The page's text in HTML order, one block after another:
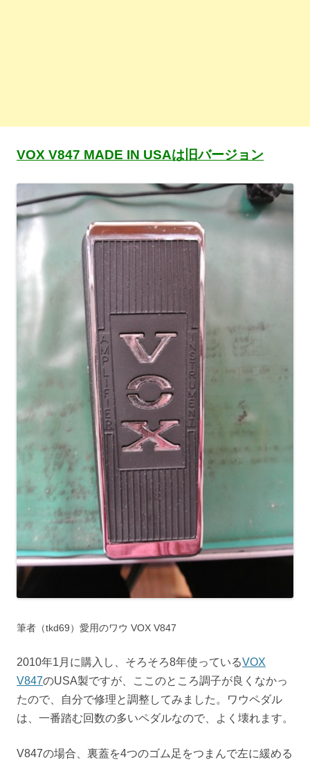
VOX V847 MADE IN USAは旧バージョン
筆者（tkd69）愛用のワウ VOX V847
2010年1月に購入し、そろそろ8年使っているVOX
V847のUSA製ですが、ここのところ調子が良くなかっ
たので、自分で修理と調整してみました。ワウペダル
は、一番踏む回数の多いペダルなので、よく壊れます。
V847の場合、裏蓋を4つのゴム足をつまんで左に緩める